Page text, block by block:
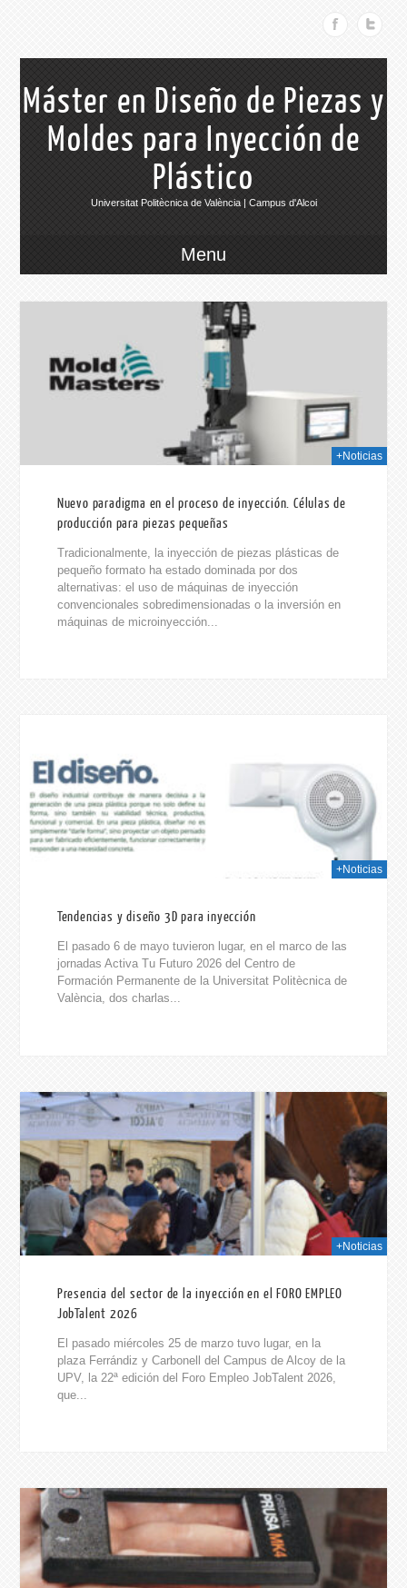
Máster en Diseño de Piezas y
Moldes para Inyección de
Plástico
Universitat Politècnica de València | Campus d'Alcoi
Menu
+Noticias
Nuevo paradigma en el proceso de inyección. Células de
producción para piezas pequeñas
Tradicionalmente, la inyección de piezas plásticas de
pequeño formato ha estado dominada por dos
alternativas: el uso de máquinas de inyección
convencionales sobredimensionadas o la inversión en
máquinas de microinyección...
+Noticias
Tendencias y diseño 3D para inyección
El pasado 6 de mayo tuvieron lugar, en el marco de las
jornadas Activa Tu Futuro 2026 del Centro de
Formación Permanente de la Universitat Politècnica de
València, dos charlas...
+Noticias
Presencia del sector de la inyección en el FORO EMPLEO
JobTalent 2026
El pasado miércoles 25 de marzo tuvo lugar, en la
plaza Ferrándiz y Carbonell del Campus de Alcoy de la
UPV, la 22ª edición del Foro Empleo JobTalent 2026,
que...